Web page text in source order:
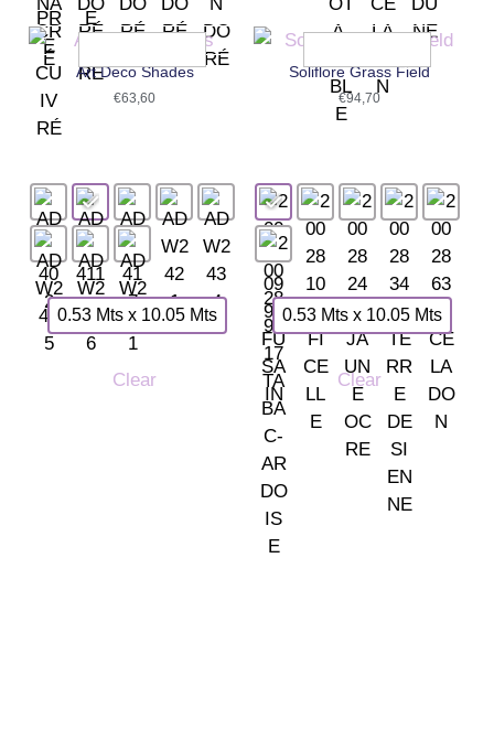
Art Deco Shades
€63,60
0.53 Mts x 10.05 Mts
Clear
Soliflore Grass Field
€94,70
0.53 Mts x 10.05 Mts
Clear